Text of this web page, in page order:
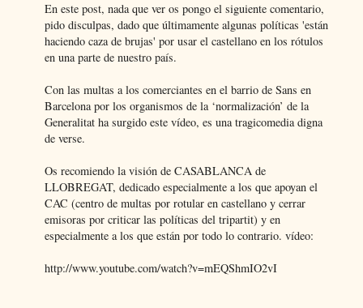
En este post, nada que ver os pongo el siguiente comentario,
pido disculpas, dado que últimamente algunas políticas 'están
haciendo caza de brujas' por usar el castellano en los rótulos
en una parte de nuestro país.
Con las multas a los comerciantes en el barrio de Sans en
Barcelona por los organismos de la ‘normalización’ de la
Generalitat ha surgido este vídeo, es una tragicomedia digna
de verse.
Os recomiendo la visión de CASABLANCA de
LLOBREGAT, dedicado especialmente a los que apoyan el
CAC (centro de multas por rotular en castellano y cerrar
emisoras por criticar las políticas del tripartit) y en
especialmente a los que están por todo lo contrario. vídeo:
http://www.youtube.com/watch?v=mEQShmIO2vI